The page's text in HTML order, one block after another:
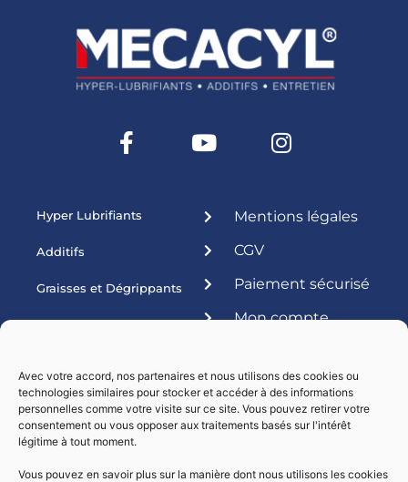
Avec votre accord, nos partenaires et nous utilisons des cookies ou
technologies similaires pour stocker et accéder à des informations
personnelles comme votre visite sur ce site. Vous pouvez retirer votre
consentement ou vous opposer aux traitements basés sur l'intérêt
légitime à tout moment.
Vous pouvez en savoir plus sur la manière dont nous utilisons les cookies
Hyper Lubrifiants
Additifs
Graisses et Dégrippants
Produits ateliers
Mentions légales
CGV
Paiement sécurisé
Mon compte
Livraisons par :